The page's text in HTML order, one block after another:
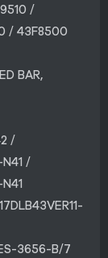
/
/ 43F8500
BAR,
/
/
3656-B/7